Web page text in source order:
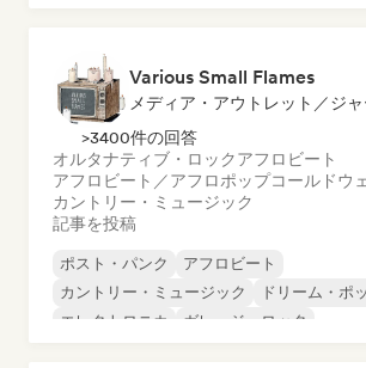
Various Small Flames
メディア・アウトレット／ジ
>3400件の回答
オルタナティブ・ロックアフロビート
アフロビート／アフロポップコールドウ
カントリー・ミュージック
記事を投稿
ポスト・パンク
アフロビート
カントリー・ミュージック
ドリーム・ポ
エレクトロニカ
ガレージ・ロック